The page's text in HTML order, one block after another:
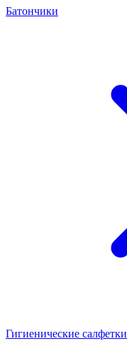
Батончики
Гигиенические салфетки